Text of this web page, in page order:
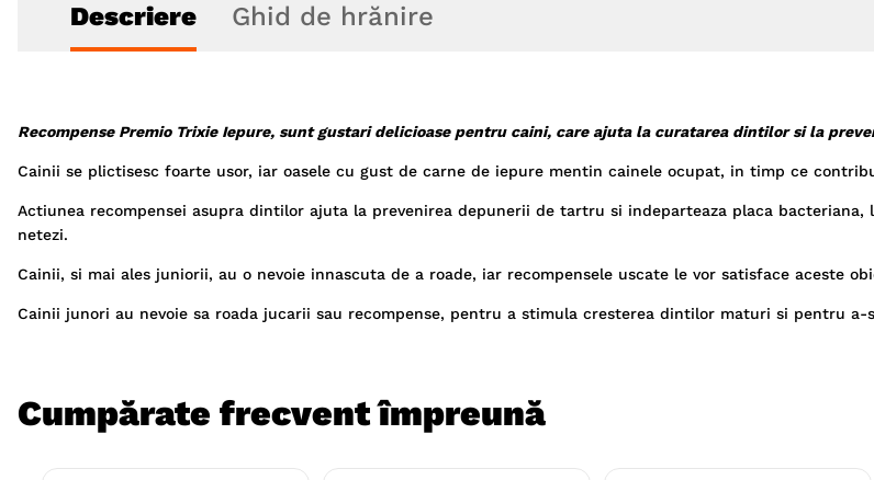
Descriere Ghid de hrănire
Recompense Premio Trixie Iepure, sunt gustari delicioase pentru caini, care ajuta la curatarea dintilor si la
Cainii se plictisesc foarte usor, iar oasele cu gust de carne de iepure mentin cainele ocupat, in timp ce
Actiunea recompensei asupra dintilor ajuta la prevenirea depunerii de tartru si indeparteaza placa
netezi.
Cainii, si mai ales juniorii, au o nevoie innascuta de a roade, iar recompensele uscate le vor satisface aceste
Cainii junori au nevoie sa roada jucarii sau recompense, pentru a stimula cresterea dintilor maturi si pentru
Cumpărate frecvent împreună